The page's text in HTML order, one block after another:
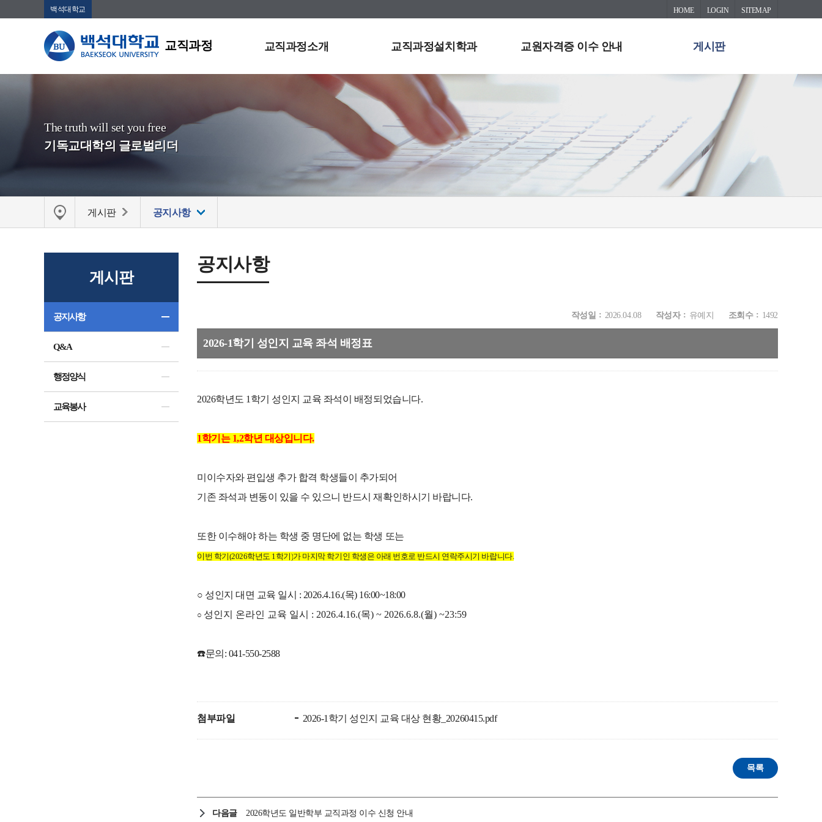
백석대학교
교직과정
HOME LOGIN SITEMAP
교직과정소개 교직과정설치학과 교원자격증 이수 안내 게시판
The truth will set you free
기독교대학의 글로벌리더
게시판 공지사항
게시판
공지사항
Q&A
행정양식
교육봉사
공지사항
작성일 2026.04.08 작성자 유예지 조회수 1492
2026-1학기 성인지 교육 좌석 배정표
2026학년도 1학기 성인지 교육 좌석이 배정되었습니다.
1학기는 1,2학년 대상입니다.
미이수자와 편입생 추가 합격 학생들이 추가되어
기존 좌석과 변동이 있을 수 있으니 반드시 재확인하시기 바랍니다.
또한 이수해야 하는 학생 중 명단에 없는 학생 또는
이번 학기(2026학년도 1학기)가 마지막 학기인 학생은 아래 번호로 반드시 연락주시기 바랍니다.
○ 성인지 대면 교육 일시 : 2026.4.16.(목) 16:00~18:00
○ 성인지 온라인 교육 일시 : 2026.4.16.(목) ~ 2026.6.8.(월) ~23:59
☎️문의: 041-550-2588
첨부파일 2026-1학기 성인지 교육 대상 현황_20260415.pdf
다음글 2026학년도 일반학부 교직과정 이수 신청 안내